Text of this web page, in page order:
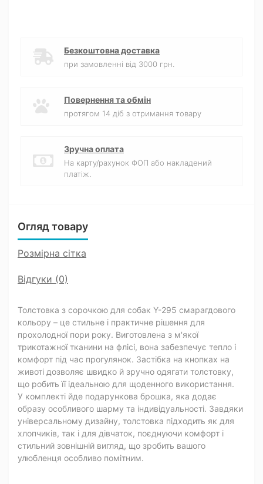
Безкоштовна доставка
при замовленні від 3000 грн.
Повернення та обмін
протягом 14 діб з отримання товару
Зручна оплата
На карту/рахунок ФОП або накладений
платіж.
Огляд товару
Розмірна сітка
Відгуки (0)
Толстовка з сорочкою для собак Y-295 смарагдового
кольору – це стильне і практичне рішення для
прохолодної пори року. Виготовлена з м'якої
трикотажної тканини на флісі, вона забезпечує тепло і
комфорт під час прогулянок. Застібка на кнопках на
животі дозволяє швидко й зручно одягати толстовку,
що робить її ідеальною для щоденного використання.
У комплекті йде подарункова брошка, яка додає
образу особливого шарму та індивідуальності. Завдяки
універсальному дизайну, толстовка підходить як для
хлопчиків, так і для дівчаток, поєднуючи комфорт і
стильний зовнішній вигляд, що зробить вашого
улюбленця особливо помітним.